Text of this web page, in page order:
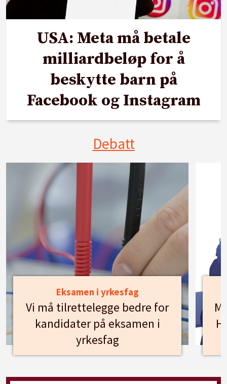
USA: Meta må betale
milliardbeløp for å
beskytte barn på
Facebook og Instagram
Debatt
Eksamen i yrkesfag
Vi må tilrettelegge bedre for
kandidater på eksamen i
yrkesfag